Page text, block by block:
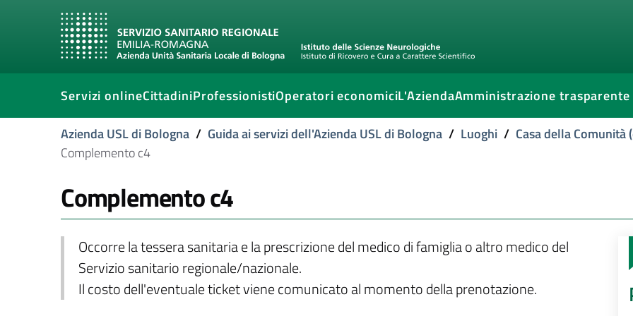
Servizi onlineCittadiniProfessionistiOperatori economiciL'AziendaAmministrazione trasparente
Azienda USL di Bologna / Guida ai servizi dell'Azienda USL di Bologna / Luoghi / Casa della Comunità
Complemento c4
Complemento c4
Occorre la tessera sanitaria e la prescrizione del medico di famiglia o altro medico del
Servizio sanitario regionale/nazionale.
Il costo dell'eventuale ticket viene comunicato al momento della prenotazione.